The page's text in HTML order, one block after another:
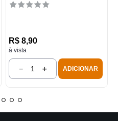
R$ 8,90
à vista
＋
－ ADICIONAR